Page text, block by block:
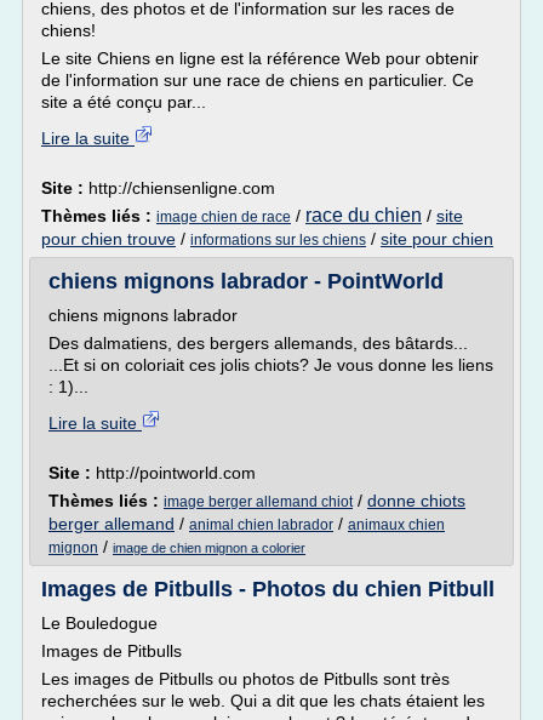
chiens, des photos et de l'information sur les races de
chiens!
Le site Chiens en ligne est la référence Web pour obtenir
de l'information sur une race de chiens en particulier. Ce
site a été conçu par...
Lire la suite
Site : http://chiensenligne.com
Thèmes liés : image chien de race / race du chien / site
pour chien trouve / informations sur les chiens / site pour chien
chiens mignons labrador - PointWorld
chiens mignons labrador
Des dalmatiens, des bergers allemands, des bâtards...
...Et si on coloriait ces jolis chiots? Je vous donne les liens
: 1)...
Lire la suite
Site : http://pointworld.com
Thèmes liés : image berger allemand chiot/ donne chiots
berger allemand / animal chien labrador / animaux chien
mignon / image de chien mignon a colorier
Images de Pitbulls - Photos du chien Pitbull
Le Bouledogue
Images de Pitbulls
Les images de Pitbulls ou photos de Pitbulls sont très
recherchées sur le web. Qui a dit que les chats étaient les